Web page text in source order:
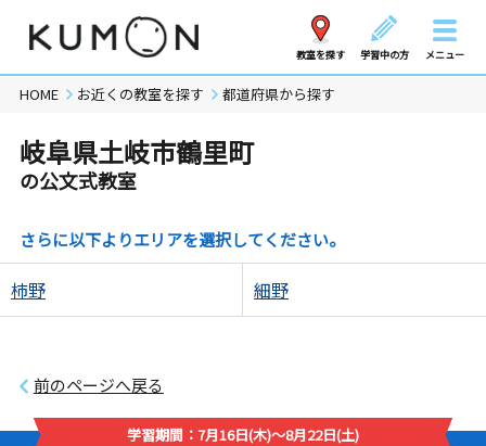
教室を探す 学習中の方 メニュー
HOME お近くの教室を探す 都道府県から探す
岐阜県土岐市鶴里町
の公文式教室
さらに以下よりエリアを選択してください。
柿野 細野
前のページへ戻る
学習期間：7月16日(木)～8月22日(土)